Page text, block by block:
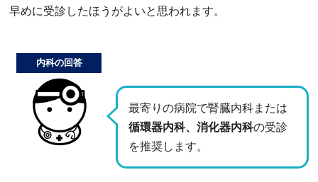
早めに受診したほうがよいと思われます。
最寄りの病院で腎臓内科または
循環器内科、消化器内科の受診
を推奨します。
内科の回答